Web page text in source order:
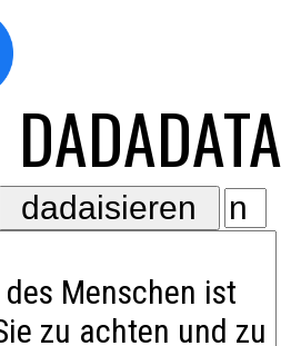
DADADATA